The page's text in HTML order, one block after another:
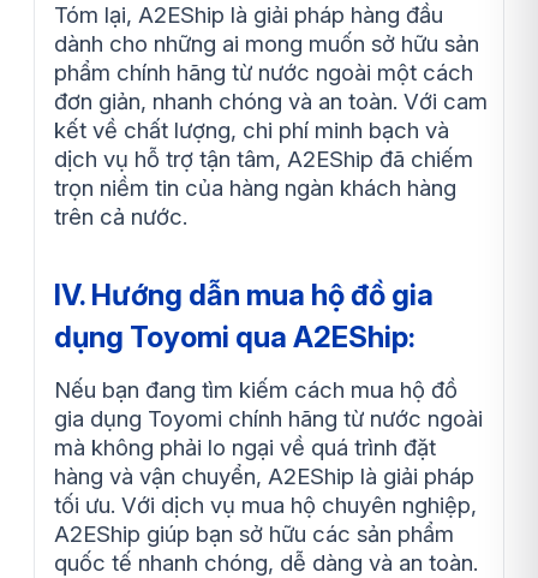
Tóm lại, A2EShip là giải pháp hàng đầu
dành cho những ai mong muốn sở hữu sản
phẩm chính hãng từ nước ngoài một cách
đơn giản, nhanh chóng và an toàn. Với cam
kết về chất lượng, chi phí minh bạch và
dịch vụ hỗ trợ tận tâm, A2EShip đã chiếm
trọn niềm tin của hàng ngàn khách hàng
trên cả nước.
IV. Hướng dẫn mua hộ đồ gia
dụng Toyomi qua A2EShip:
Nếu bạn đang tìm kiếm cách mua hộ đồ
gia dụng Toyomi chính hãng từ nước ngoài
mà không phải lo ngại về quá trình đặt
hàng và vận chuyển, A2EShip là giải pháp
tối ưu. Với dịch vụ mua hộ chuyên nghiệp,
A2EShip giúp bạn sở hữu các sản phẩm
quốc tế nhanh chóng, dễ dàng và an toàn.